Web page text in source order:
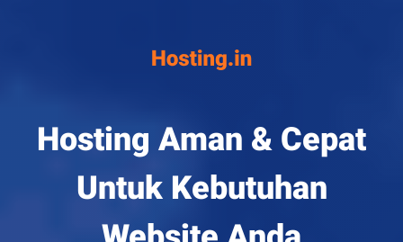
Hosting Aman & Cepat
Untuk Kebutuhan